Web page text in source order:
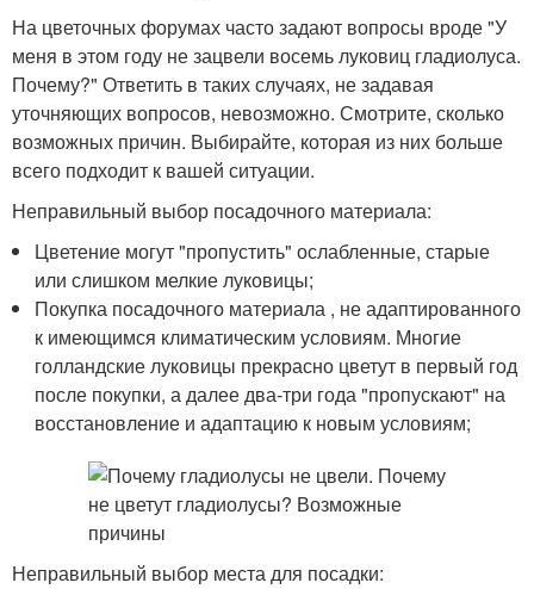
На цветочных форумах часто задают вопросы вроде "У
меня в этом году не зацвели восемь луковиц гладиолуса.
Почему?" Ответить в таких случаях, не задавая
уточняющих вопросов, невозможно. Смотрите, сколько
возможных причин. Выбирайте, которая из них больше
всего подходит к вашей ситуации.
Неправильный выбор посадочного материала:
Цветение могут "пропустить" ослабленные, старые
или слишком мелкие луковицы;
Покупка посадочного материала , не адаптированного
к имеющимся климатическим условиям. Многие
голландские луковицы прекрасно цветут в первый год
после покупки, а далее два-три года "пропускают" на
восстановление и адаптацию к новым условиям;
Неправильный выбор места для посадки: